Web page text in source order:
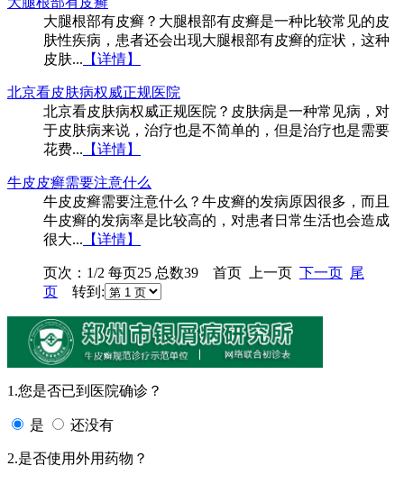
大腿根部有皮癣？大腿根部有皮癣是一种比较常见的皮
肤性疾病，患者还会出现大腿根部有皮癣的症状，这种
皮肤... 【详情】
北京看皮肤病权威正规医院
北京看皮肤病权威正规医院？皮肤病是一种常见病，对
于皮肤病来说，治疗也是不简单的，但是治疗也是需要
花费... 【详情】
牛皮皮癣需要注意什么
牛皮皮癣需要注意什么？牛皮癣的发病原因很多，而且
牛皮癣的发病率是比较高的，对患者日常生活也会造成
很大... 【详情】
页次：1/2 每页25 总数39 首页 上一页 下一页
尾
页
转到:
1.您是否已到医院确诊？
是 还没有
2.是否使用外用药物？